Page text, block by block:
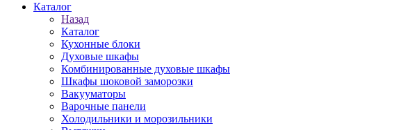
Каталог
Назад
Каталог
Кухонные блоки
Духовые шкафы
Комбинированные духовые шкафы
Шкафы шоковой заморозки
Вакууматоры
Варочные панели
Холодильники и морозильники